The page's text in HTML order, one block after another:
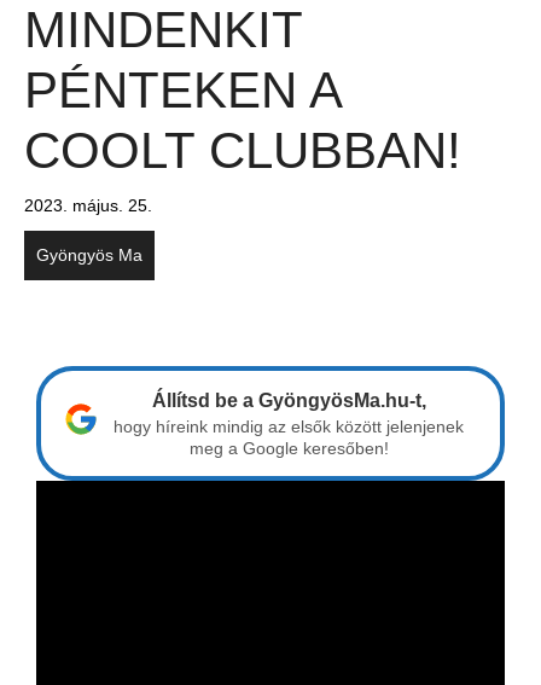
MINDENKIT
PÉNTEKEN A
COOLT CLUBBAN!
2023. május. 25.
Gyöngyös Ma
Állítsd be a GyöngyösMa.hu-t,
hogy híreink mindig az elsők között jelenjenek
meg a Google keresőben!